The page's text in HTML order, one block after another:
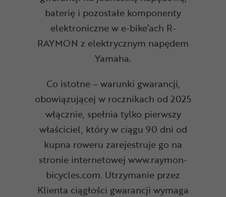
baterię i pozostałe komponenty
elektroniczne w e-bike’ach R-
RAYMON z elektrycznym napędem
Yamaha.
Co istotne – warunki gwarancji,
obowiązującej w rocznikach od 2025
włącznie, spełnia tylko pierwszy
właściciel, który w ciągu 90 dni od
kupna roweru zarejestruje go na
stronie internetowej www.raymon-
bicycles.com. Utrzymanie przez
Klienta ciągłości gwarancji wymaga